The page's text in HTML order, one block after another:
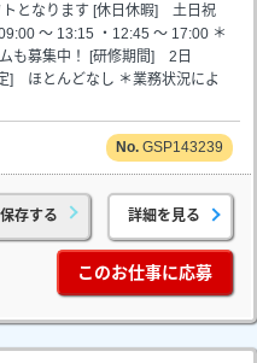
となります [休日休暇] 土日祝
～ 13:15 ・12:45 ～ 17:00 ＊
も募集中！ [研修期間] 2日
] ほとんどなし ＊業務状況によ
GSP143239
存する 詳細を見る
このお仕事に応募